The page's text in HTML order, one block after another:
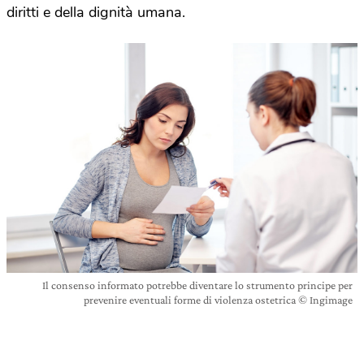
diritti e della dignità umana.
Il consenso informato potrebbe diventare lo strumento principe per
prevenire eventuali forme di violenza ostetrica © Ingimage